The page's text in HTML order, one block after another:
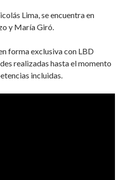
Lima, se encuentra en
y María Giró.
forma exclusiva con LBD
realizadas hasta el momento
incluidas.